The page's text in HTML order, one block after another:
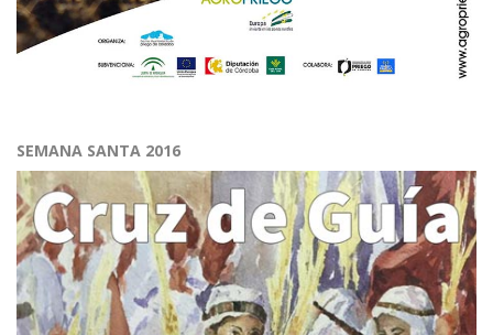
SEMANA SANTA 2016